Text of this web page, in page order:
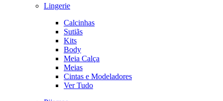
Lingerie
Calcinhas
Sutiãs
Kits
Body
Meia Calça
Meias
Cintas e Modeladores
Ver Tudo